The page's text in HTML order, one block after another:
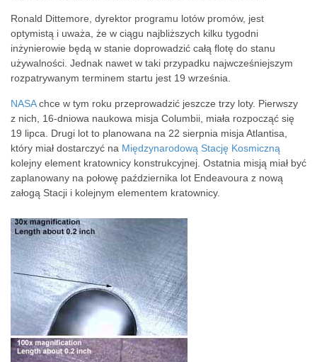
Ronald Dittemore, dyrektor programu lotów promów, jest
optymistą i uważa, że w ciągu najbliższych kilku tygodni
inżynierowie będą w stanie doprowadzić całą flotę do stanu
używalności. Jednak nawet w taki przypadku najwcześniejszym
rozpatrywanym terminem startu jest 19 września.
NASAchce w tym roku przeprowadzić jeszcze trzy loty. Pierwszy
z nich, 16-dniowa naukowa misja Columbii, miała rozpocząć się
19 lipca. Drugi lot to planowana na 22 sierpnia misja Atlantisa,
który miał dostarczyć na Międzynarodową Stację Kosmiczną
kolejny element kratownicy konstrukcyjnej. Ostatnia misją miał być
zaplanowany na połowę października lot Endeavoura z nową
załogą Stacji i kolejnym elementem kratownicy.